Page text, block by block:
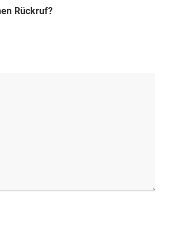
Rückruf?